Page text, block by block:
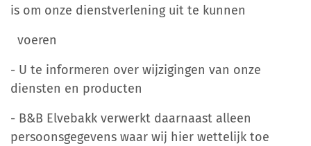
is om onze dienstverlening uit te kunnen
voeren
- U te informeren over wijzigingen van onze
diensten en producten
- B&B Elvebakk verwerkt daarnaast alleen
persoonsgegevens waar wij hier wettelijk toe